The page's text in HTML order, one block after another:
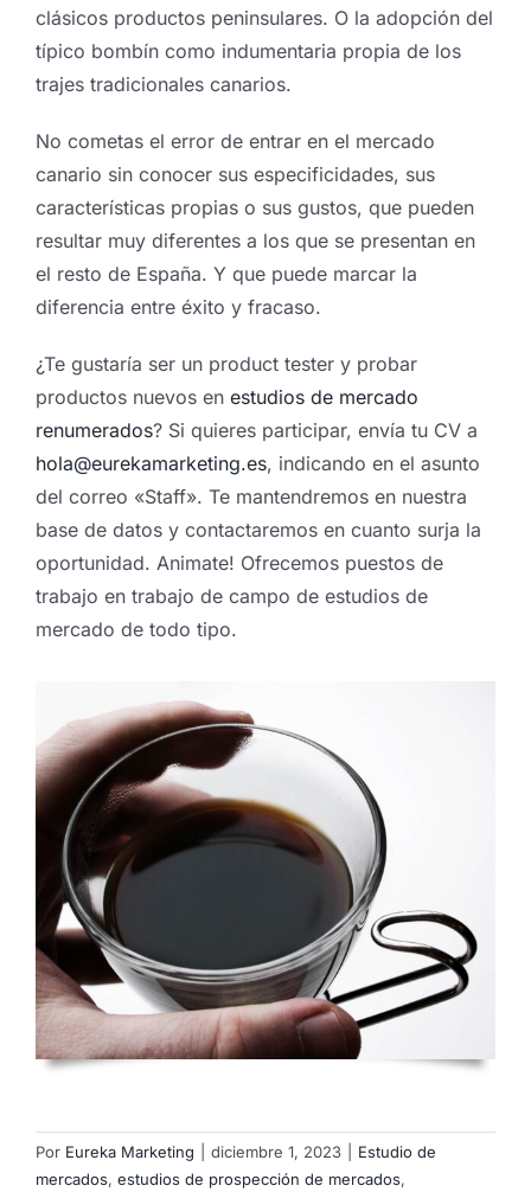
clásicos productos peninsulares. O la adopción del
típico bombín como indumentaria propia de los
trajes tradicionales canarios.
No cometas el error de entrar en el mercado
canario sin conocer sus especificidades, sus
características propias o sus gustos, que pueden
resultar muy diferentes a los que se presentan en
el resto de España. Y que puede marcar la
diferencia entre éxito y fracaso.
¿Te gustaría ser un product tester y probar
productos nuevos en estudios de mercado
renumerados? Si quieres participar, envía tu CV a
hola@eurekamarketing.es, indicando en el asunto
del correo «Staff». Te mantendremos en nuestra
base de datos y contactaremos en cuanto surja la
oportunidad. Animate! Ofrecemos puestos de
trabajo en trabajo de campo de estudios de
mercado de todo tipo.
Por Eureka Marketing diciembre 1, 2023
Estudio de
mercados, estudios de prospección de mercados,